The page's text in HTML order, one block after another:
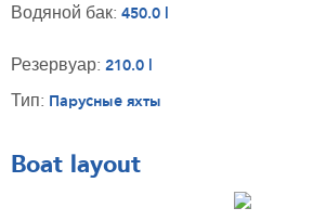
Водяной бак: 450.0 l
Резервуар: 210.0 l
Тип: Парусные яхты
Boat layout